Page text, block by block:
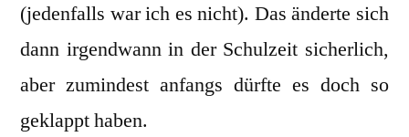
(jedenfalls war ich es nicht). Das änderte sich
dann irgendwann in der Schulzeit sicherlich,
aber zumindest anfangs dürfte es doch so
geklappt haben.